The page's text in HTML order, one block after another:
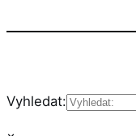
Vyhledat: